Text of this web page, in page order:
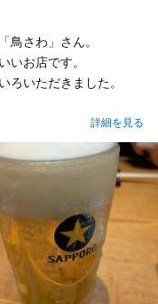
鳥さわ」さん。
いお店です。
ろいただきました。
詳細を見る